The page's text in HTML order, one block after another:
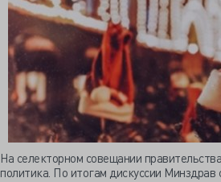
На селекторном совещании
политика. По итогам дискуссии